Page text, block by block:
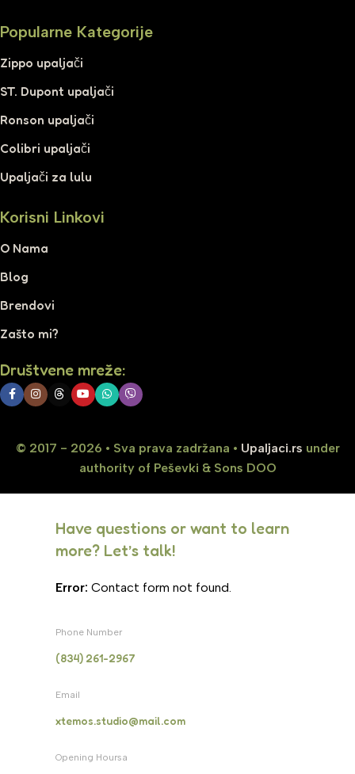
Popularne Kategorije
Zippo upaljači
ST. Dupont upaljači
Ronson upaljači
Colibri upaljači
Upaljači za lulu
Korisni Linkovi
O Nama
Blog
Brendovi
Zašto mi?
Društvene mreže:
© 2017 - 2026 • Sva prava zadržana • Upaljaci.rs under
authority of Peševki & Sons DOO
Have questions or want to learn
more? Let’s talk!
Error: Contact form not found.
Phone Number
(834) 261-2967
Email
xtemos.studio@mail.com
Opening Hoursa